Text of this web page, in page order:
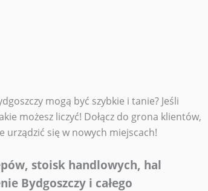
mogą być szybkie i tanie? Jeśli
możesz liczyć! Dołącz do grona klientów,
się w nowych miejscach!
stoisk handlowych, hal
Bydgoszczy i całego